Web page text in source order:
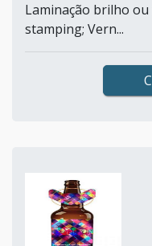
Laminação brilho ou
stamping; Vern...